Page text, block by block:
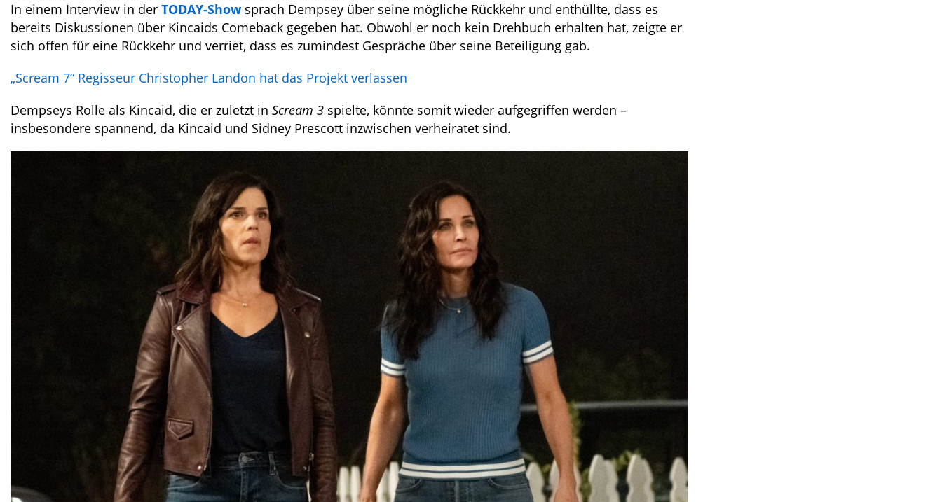
In einem Interview in der TODAY-Showsprach Dempsey über seine mögliche Rückkehr und enthüllte, dass es
bereits Diskussionen über Kincaids Comeback gegeben hat. Obwohl er noch kein Drehbuch erhalten hat, zeigte er
sich offen für eine Rückkehr und verriet, dass es zumindest Gespräche über seine Beteiligung gab.
„Scream 7“ Regisseur Christopher Landon hat das Projekt verlassen
Dempseys Rolle als Kincaid, die er zuletzt in Scream 3 spielte, könnte somit wieder aufgegriffen werden –
insbesondere spannend, da Kincaid und Sidney Prescott inzwischen verheiratet sind.